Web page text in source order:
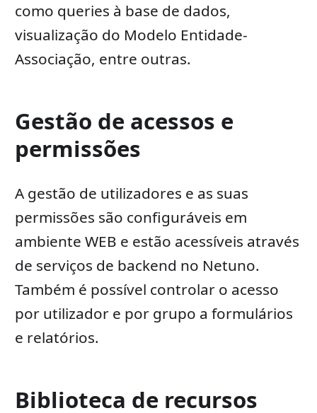
como queries à base de dados,
visualização do Modelo Entidade-
Associação, entre outras.
Gestão de acessos e
permissões
A gestão de utilizadores e as suas
permissões são configuráveis em
ambiente WEB e estão acessíveis através
de serviços de backend no Netuno.
Também é possível controlar o acesso
por utilizador e por grupo a formulários
e relatórios.
Biblioteca de recursos